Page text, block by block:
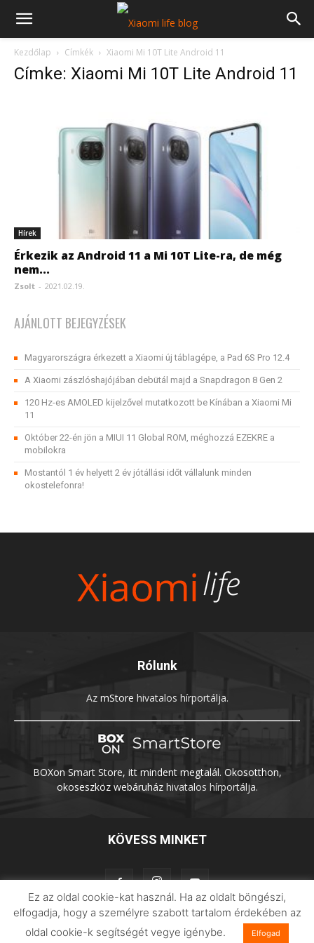
Kezdőlap Címkék Xiaomi Mi 10T Lite Android 11
Címke: Xiaomi Mi 10T Lite Android 11
Hírek
Érkezik az Android 11 a Mi 10T Lite-ra, de még
nem...
Zsolt - 2021.02.19.
AJÁNLOTT BEJEGYZÉSEK
Magyarországra érkezett a Xiaomi új táblagépe, a Pad 6S Pro 12.4
A Xiaomi zászlóshajójában debütál majd a Snapdragon 8 Gen 2
120 Hz-es AMOLED kijelzővel mutatkozott be Kínában a Xiaomi Mi
11
Október 22-én jön a MIUI 11 Global ROM, méghozzá EZEKRE a
mobilokra
Mostantól 1 év helyett 2 év jótállási időt vállalunk minden
okostelefonra!
Rólunk
Az mStore hivatalos hírportálja.
BOXon Smart Store, itt mindent megtalál. Okosotthon,
okoseszköz webáruházhivatalos hírportálja.
KÖVESS MINKET
Adatvédelem Impresszum Imilab
Ez az oldal cookie-kat használ. Ha az oldalt böngészi,
elfogadja, hogy a személyre szabott tartalom érdekében az
oldal cookie-k segítségét vegye igénybe.
Elfogad